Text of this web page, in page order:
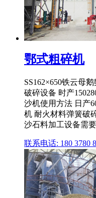
鄂式粗碎机
SS162×650铁云母
破碎设备 时产
沙机使用方法 日产
机 耐火材料弹簧破
沙石料加工设备需
联系电话: 180 3780